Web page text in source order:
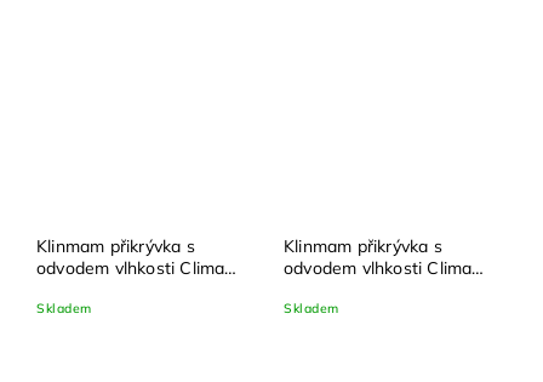
Klinmam přikrývka s
odvodem vlhkosti Clima
Skladem
Klinmam přikrývka s
odvodem vlhkosti Clima
Skladem